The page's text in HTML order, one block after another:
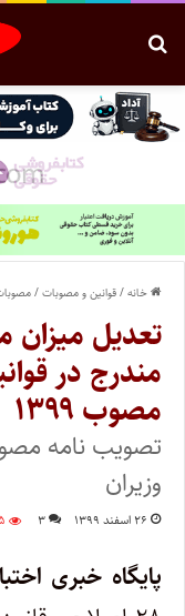
خانه/قوانین و مصوبات/
تعدیل میزان
مندرج در
مصوب ۱۳۹۹
وزیران
۲۶ اسفند ۱۳۹۹ ۳
پایگاه خبری